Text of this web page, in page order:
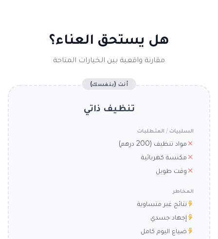
هل يستحق العناء؟
مقارنة واقعية بين الخيارات المتاحة
أنت (بنفسك)
تنظيف ذاتي
السلبيات / المتطلبات
مواد تنظيف (200 درهم)
مكنسة كهربائية
وقت طويل
المخاطر
نتائج غير متساوية
إجهاد جسدي
ضياع اليوم كامل